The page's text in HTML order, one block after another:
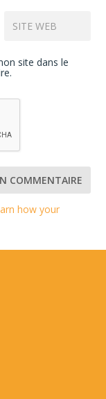
site dans le
how your